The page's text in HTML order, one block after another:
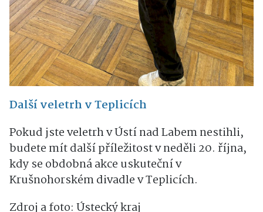
Další veletrh v Teplicích
Pokud jste veletrh v Ústí nad Labem nestihli,
budete mít další příležitost v neděli 20. října,
kdy se obdobná akce uskuteční v
Krušnohorském divadle v Teplicích.
Zdroj a foto: Ústecký kraj